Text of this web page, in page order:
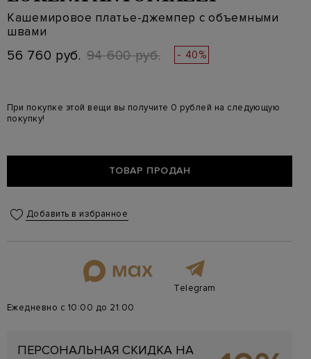
Кашемировое платье-джемпер с объемными
швами
56 760 руб. 94 600 руб. - 40%
При покупке этой вещи вы получите 0 рублей на следующую
покупку!
ТОВАР ПРОДАН
Добавить в избранное
Telegram
Ежедневно с 10:00 до 21:00
ПЕРСОНАЛЬНАЯ СКИДКА НА